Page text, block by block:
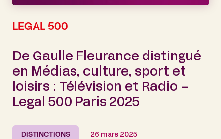
LEGAL 500
De Gaulle Fleurance distingué
en Médias, culture, sport et
loisirs : Télévision et Radio –
Legal 500 Paris 2025
DISTINCTIONS 26 mars 2025